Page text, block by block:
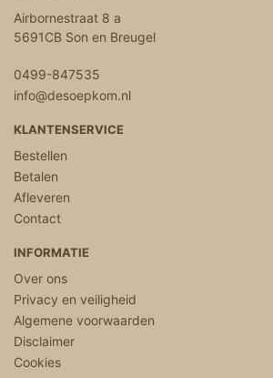
Airbornestraat 8 a
5691CB Son en Breugel
0499-847535
info@desoepkom.nl
KLANTENSERVICE
Bestellen
Betalen
Afleveren
Contact
INFORMATIE
Over ons
Privacy en veiligheid
Algemene voorwaarden
Disclaimer
Cookies